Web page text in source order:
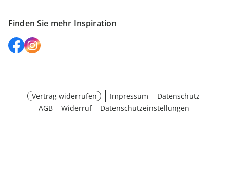
Finden Sie mehr Inspiration
Vertrag widerrufen Impressum
Datenschutz
AGB
Widerruf Datenschutzeinstellungen